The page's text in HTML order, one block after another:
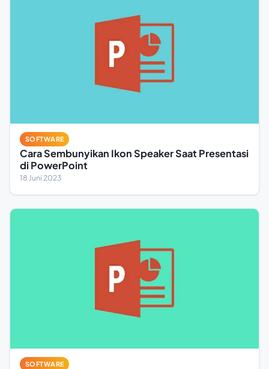
SOFTWARE
Cara Sembunyikan Ikon Speaker Saat Presentasi
di PowerPoint
18 Juni 2023
SOFTWARE